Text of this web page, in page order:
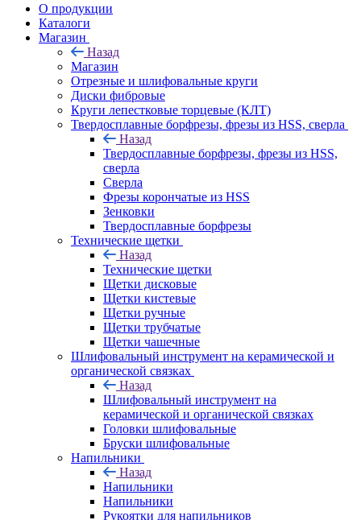
О продукции
Каталоги
Магазин
Назад
Магазин
Отрезные и шлифовальные круги
Диски фибровые
Круги лепестковые торцевые (КЛТ)
Твердосплавные борфрезы, фрезы из HSS, сверла
Назад
Твердосплавные борфрезы, фрезы из HSS,
сверла
Сверла
Фрезы корончатые из HSS
Зенковки
Твердосплавные борфрезы
Технические щетки
Назад
Технические щетки
Щетки дисковые
Щетки кистевые
Щетки ручные
Щетки трубчатые
Щетки чашечные
Шлифовальный инструмент на керамической и
органической связках
Назад
Шлифовальный инструмент на
керамической и органической связках
Головки шлифовальные
Бруски шлифовальные
Напильники
Назад
Напильники
Напильники
Рукоятки для напильников